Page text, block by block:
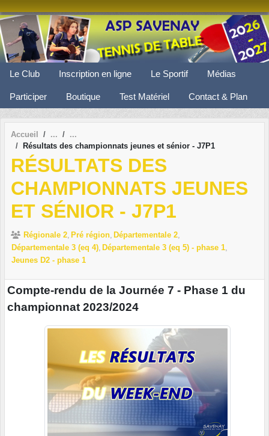
Le Club Inscription en ligne Le Sportif Médias
Participer Boutique Test Matériel Contact & Plan
Accueil
Résultats des championnats jeunes et sénior - J7P1
RÉSULTATS DES
CHAMPIONNATS JEUNES
ET SÉNIOR - J7P1
Régionale 2 Pré région Départementale 2
Départementale 3 (eq 4) Départementale 3 (eq 5) - phase 1
Jeunes D2 - phase 1
Compte-rendu de la Journée 7 - Phase 1 du
championnat 2023/2024